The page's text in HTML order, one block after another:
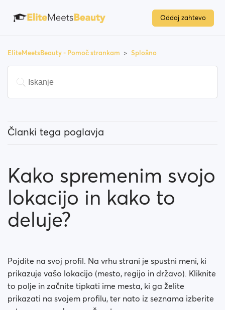
Oddaj zahtevo
EliteMeetsBeauty - Pomoč strankam Splošno
Članki tega poglavja
Kako spremenim svojo lokacijo in kako to deluje?
Kaj pomeni »Blokiraj uporabnika«?
Kako blokiram osebo?
Imam težave z delovanjem strani. Kaj lahko naredim?
Kako počistim predpomnilnik in piškotke?
Kako spremenim svojo
lokacijo in kako to
deluje?
Pojdite na svoj profil. Na vrhu strani je spustni meni, ki
prikazuje vašo lokacijo (mesto, regijo in državo). Kliknite
to polje in začnite tipkati ime mesta, ki ga želite
prikazati na svojem profilu, ter nato iz seznama izberite